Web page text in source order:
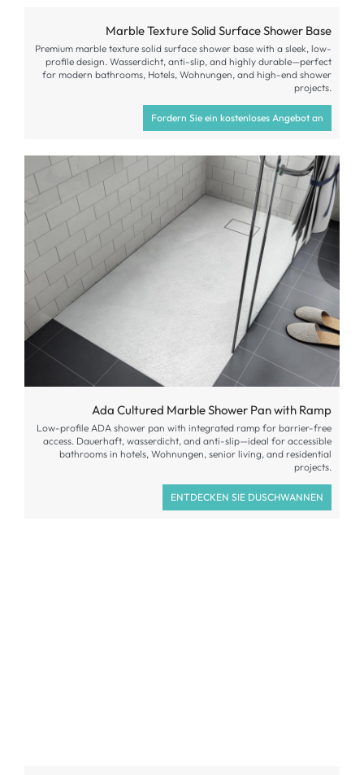
Marble Texture Solid Surface Shower Base
Premium marble texture solid surface shower base with a sleek low-
profile design . Wasserdicht, anti-slip and highly durable—perfect
for modern bathrooms , Hotels, Wohnungen, and high-end shower
projects
Fordern Sie ein kostenloses Angebot an
Ada Cultured Marble Shower Pan with Ramp
Low-profile ADA shower pan with integrated ramp for barrier-free
access . Dauerhaft, wasserdicht, and anti-slip—ideal for accessible
bathrooms in hotels , Wohnungen, senior living and residential
projects
ENTDECKEN SIE DUSCHWANNEN